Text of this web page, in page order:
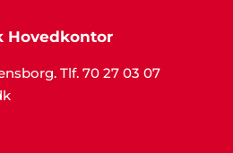
Hovedkontor
Tlf. 70 27 03 07